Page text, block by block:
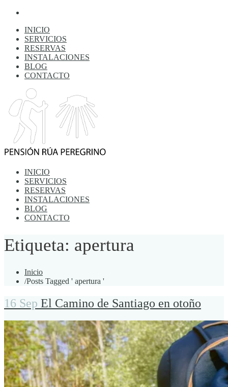
INICIO
SERVICIOS
RESERVAS
INSTALACIONES
BLOG
CONTACTO
INICIO
SERVICIOS
RESERVAS
INSTALACIONES
BLOG
CONTACTO
Etiqueta: apertura
Inicio
/Posts Tagged ' apertura '
16 Sep El Camino de Santiago en otoño